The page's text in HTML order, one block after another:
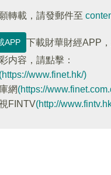
轉載，請發郵件至
APP
下載財華財經APP
内容，請點擊：
(https://www.finet.hk/)
網(https://
FINTV(http://